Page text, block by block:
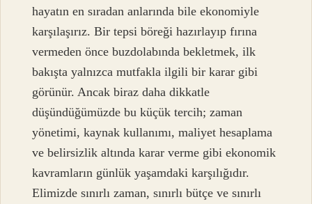
hayatın en sıradan anlarında bile ekonomiyle
karşılaşırız. Bir tepsi böreği hazırlayıp fırına
vermeden önce buzdolabında bekletmek, ilk
bakışta yalnızca mutfakla ilgili bir karar gibi
görünür. Ancak biraz daha dikkatle
düşündüğümüzde bu küçük tercih; zaman
yönetimi, kaynak kullanımı, maliyet hesaplama
ve belirsizlik altında karar verme gibi ekonomik
kavramların günlük yaşamdaki karşılığıdır.
Elimizde sınırlı zaman, sınırlı bütçe ve sınırlı